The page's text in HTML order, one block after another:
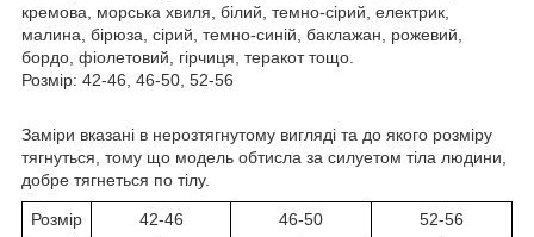
кремова, морська хвиля, білий, темно-сірий, електрик,
малина, бірюза, сірий, темно-синій, баклажан, рожевий,
бордо, фіолетовий, гірчиця, теракот тощо.
Розмір: 42-46, 46-50, 52-56
Заміри вказані в нерозтягнутому вигляді та до якого розміру
тягнуться, тому що модель обтисла за силуетом тіла людини,
добре тягнеться по тілу.
Розмір 42-46 46-50 52-56